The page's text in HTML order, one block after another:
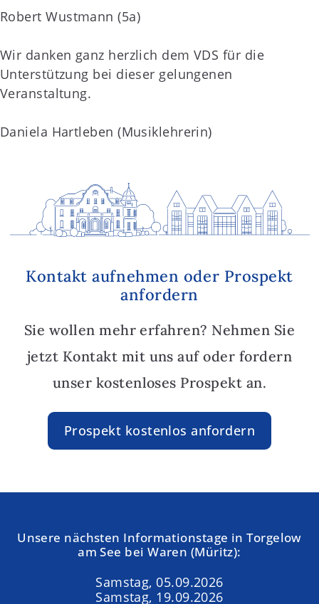
Robert Wustmann (5a)
Wir danken ganz herzlich dem VDS für die
Unterstützung bei dieser gelungenen
Veranstaltung.
Daniela Hartleben (Musiklehrerin)
Kontakt aufnehmen oder Prospekt
anfordern
Sie wollen mehr erfahren? Nehmen Sie
jetzt Kontakt mit uns auf oder fordern
unser kostenloses Prospekt an.
Prospekt kostenlos anfordern
Unsere nächsten Informationstage in Torgelow
am See bei Waren (Müritz):
Samstag, 05.09.2026
Samstag, 19.09.2026